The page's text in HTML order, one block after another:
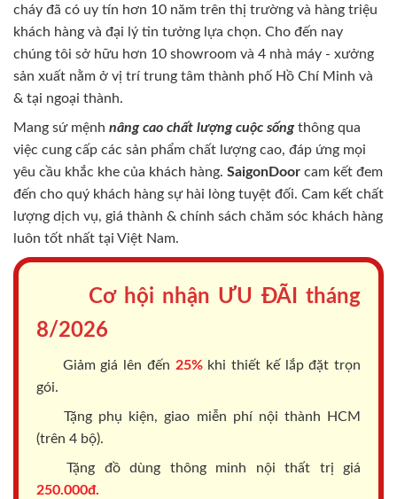
cháy đã có uy tín hơn 10 năm trên thị trường và hàng triệu
khách hàng và đại lý tin tưởng lựa chọn. Cho đến nay
chúng tôi sở hữu hơn 10 showroom và 4 nhà máy - xưởng
sản xuất nằm ở vị trí trung tâm thành phố Hồ Chí Minh và
& tại ngoại thành.
Mang sứ mệnh nâng cao chất lượng cuộc sốngthông qua
việc cung cấp các sản phẩm chất lượng cao, đáp ứng mọi
yêu cầu khắc khe của khách hàng. SaigonDoor cam kết đem
đến cho quý khách hàng sự hài lòng tuyệt đối. Cam kết chất
lượng dịch vụ, giá thành & chính sách chăm sóc khách hàng
luôn tốt nhất tại Việt Nam.
Cơ hội nhận ƯU ĐÃI tháng
8/2026
Giảm giá lên đến 25%khi thiết kế lắp đặt trọn
gói.
Tặng phụ kiện, giao miễn phí nội thành HCM
(trên 4 bộ).
Tặng đồ dùng thông minh nội thất trị giá
250.000đ.